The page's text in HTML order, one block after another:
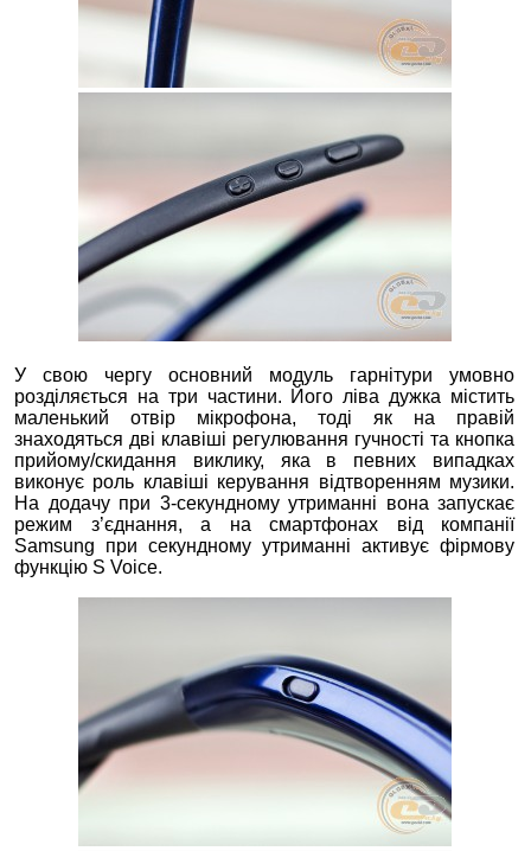
У свою чергу основний модуль гарнітури умовно
розділяється на три частини. Його ліва дужка містить
маленький отвір мікрофона, тоді як на правій
знаходяться дві клавіші регулювання гучності та кнопка
прийому/скидання виклику, яка в певних випадках
виконує роль клавіші керування відтворенням музики.
На додачу при 3-секундному утриманні вона запускає
режим з’єднання, а на смартфонах від компанії
Samsung при секундному утриманні активує фірмову
функцію S Voice.